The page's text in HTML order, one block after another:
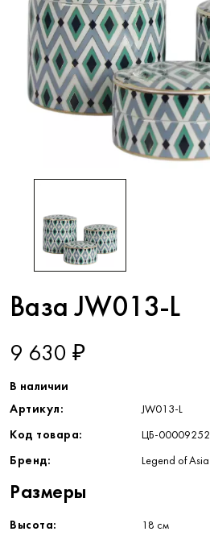
Ваза JW013-L
9 630 ₽
В наличии
Артикул:
JW013-L
Код товара: ЦБ-00009252
Бренд: Legend of Asia
Размеры
Высота: 18 см